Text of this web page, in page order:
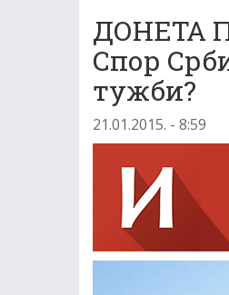
ДОНЕТА
Спор
тужби?
21.01.2015. - 8:59